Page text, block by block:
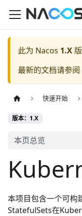
此为 Nacos 1.X
最新的文档请参阅
快速开始
版本：1.X
本页总览
本项目包含一个可
StatefulSets在